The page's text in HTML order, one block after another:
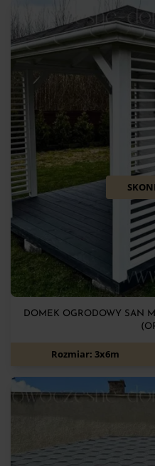
DOMEK OGRODOWY SAN
Rozmiar: 3x6m